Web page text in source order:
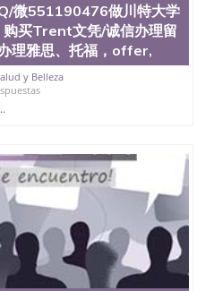
微551190476做川特大学
购买Trent文凭/诚信办理留
理雅思、托福，offer,
y Belleza